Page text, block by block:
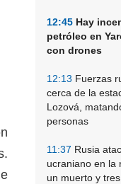
12:45 Hay
petróleo en
con drones
12:13 Fuerzas
cerca de la
Lozová,
personas
11:37 Rusia
ucraniano en la
un muerto y